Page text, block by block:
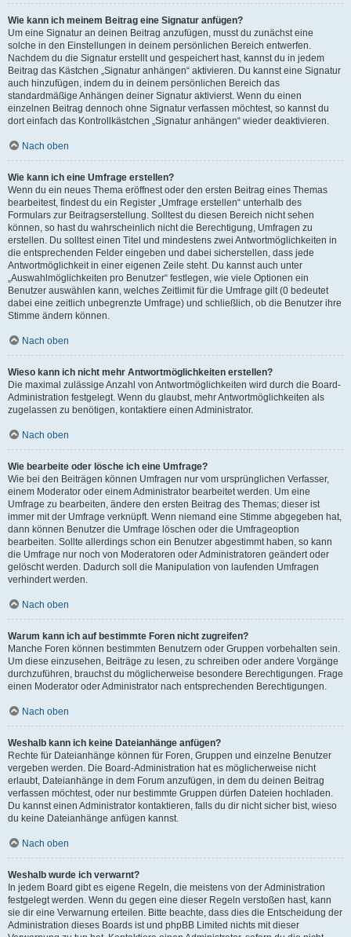
Wie kann ich meinem Beitrag eine Signatur anfügen?
Um eine Signatur an deinen Beitrag anzufügen, musst du zunächst eine
solche in den Einstellungen in deinem persönlichen Bereich entwerfen.
Nachdem du die Signatur erstellt und gespeichert hast, kannst du in jedem
Beitrag das Kästchen „Signatur anhängen“ aktivieren. Du kannst eine Signatur
auch hinzufügen, indem du in deinem persönlichen Bereich das
standardmäßige Anhängen deiner Signatur aktivierst. Wenn du einen
einzelnen Beitrag dennoch ohne Signatur verfassen möchtest, so kannst du
dort einfach das Kontrollkästchen „Signatur anhängen“ wieder deaktivieren.
Nach oben
Wie kann ich eine Umfrage erstellen?
Wenn du ein neues Thema eröffnest oder den ersten Beitrag eines Themas
bearbeitest, findest du ein Register „Umfrage erstellen“ unterhalb des
Formulars zur Beitragserstellung. Solltest du diesen Bereich nicht sehen
können, so hast du wahrscheinlich nicht die Berechtigung, Umfragen zu
erstellen. Du solltest einen Titel und mindestens zwei Antwortmöglichkeiten in
die entsprechenden Felder eingeben und dabei sicherstellen, dass jede
Antwortmöglichkeit in einer eigenen Zeile steht. Du kannst auch unter
„Auswahlmöglichkeiten pro Benutzer“ festlegen, wie viele Optionen ein
Benutzer auswählen kann, welches Zeitlimit für die Umfrage gilt (0 bedeutet
dabei eine zeitlich unbegrenzte Umfrage) und schließlich, ob die Benutzer ihre
Stimme ändern können.
Nach oben
Wieso kann ich nicht mehr Antwortmöglichkeiten erstellen?
Die maximal zulässige Anzahl von Antwortmöglichkeiten wird durch die Board-
Administration festgelegt. Wenn du glaubst, mehr Antwortmöglichkeiten als
zugelassen zu benötigen, kontaktiere einen Administrator.
Nach oben
Wie bearbeite oder lösche ich eine Umfrage?
Wie bei den Beiträgen können Umfragen nur vom ursprünglichen Verfasser,
einem Moderator oder einem Administrator bearbeitet werden. Um eine
Umfrage zu bearbeiten, ändere den ersten Beitrag des Themas; dieser ist
immer mit der Umfrage verknüpft. Wenn niemand eine Stimme abgegeben hat,
dann können Benutzer die Umfrage löschen oder die Umfrageoption
bearbeiten. Sollte allerdings schon ein Benutzer abgestimmt haben, so kann
die Umfrage nur noch von Moderatoren oder Administratoren geändert oder
gelöscht werden. Dadurch soll die Manipulation von laufenden Umfragen
verhindert werden.
Nach oben
Warum kann ich auf bestimmte Foren nicht zugreifen?
Manche Foren können bestimmten Benutzern oder Gruppen vorbehalten sein.
Um diese einzusehen, Beiträge zu lesen, zu schreiben oder andere Vorgänge
durchzuführen, brauchst du möglicherweise besondere Berechtigungen. Frage
einen Moderator oder Administrator nach entsprechenden Berechtigungen.
Nach oben
Weshalb kann ich keine Dateianhänge anfügen?
Rechte für Dateianhänge können für Foren, Gruppen und einzelne Benutzer
vergeben werden. Die Board-Administration hat es möglicherweise nicht
erlaubt, Dateianhänge in dem Forum anzufügen, in dem du deinen Beitrag
verfassen möchtest, oder nur bestimmte Gruppen dürfen Dateien hochladen.
Du kannst einen Administrator kontaktieren, falls du dir nicht sicher bist, wieso
du keine Dateianhänge anfügen kannst.
Nach oben
Weshalb wurde ich verwarnt?
In jedem Board gibt es eigene Regeln, die meistens von der Administration
festgelegt werden. Wenn du gegen eine dieser Regeln verstoßen hast, kann
sie dir eine Verwarnung erteilen. Bitte beachte, dass dies die Entscheidung der
Administration dieses Boards ist und phpBB Limited nichts mit dieser